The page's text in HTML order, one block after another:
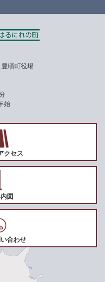
頃町役場
始
クセス
図
合わせ